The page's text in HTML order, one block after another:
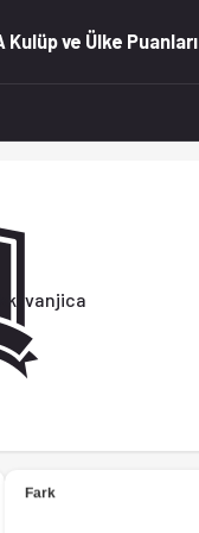
Kulüp ve Ülke Puanları
Ivanjica